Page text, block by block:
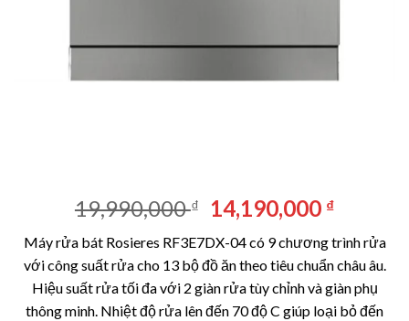
19,990,000₫
Giá
gốc
là:
19,990,000 ₫.
14,190,000 ₫Giá
hiện
tại
là:
Máy rửa bát Rosieres RF3E7DX-04 có 9 chương trình rửa
với công suất rửa cho 13 bộ đồ ăn theo tiêu chuẩn châu âu.
Hiệu suất rửa tối đa với 2 giàn rửa tùy chỉnh và giàn phụ
thông minh. Nhiệt độ rửa lên đến 70 độ C giúp loại bỏ đến